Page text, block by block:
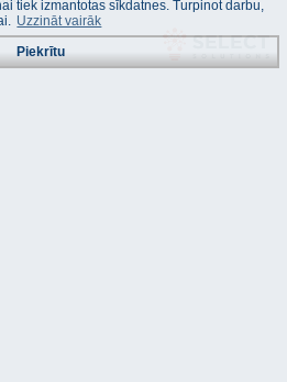
tiek izmantotas sīkdatnes. Turpinot darbu,
Uzzināt vairāk
Piekrītu